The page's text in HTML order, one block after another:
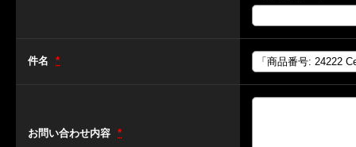
件名 *
お問い合わせ内容 *